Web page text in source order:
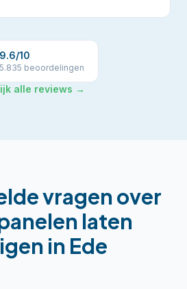
9.6/10
5.835 beoordelingen
alle reviews →
vragen over
laten
in Ede